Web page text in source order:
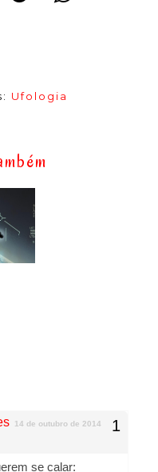
Ufologia
14 de outubro de 2014
se calar: